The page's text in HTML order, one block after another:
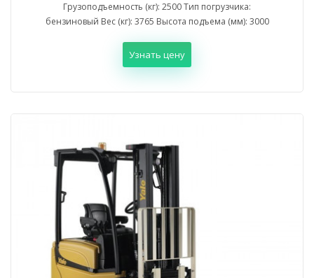
Грузоподъемность (кг): 2500 Тип погрузчика:
бензиновый Вес (кг): 3765 Высота подъема (мм): 3000
Узнать цену